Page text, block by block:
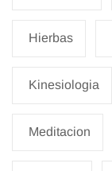
Hierbas
Kinesiologia
Meditacion